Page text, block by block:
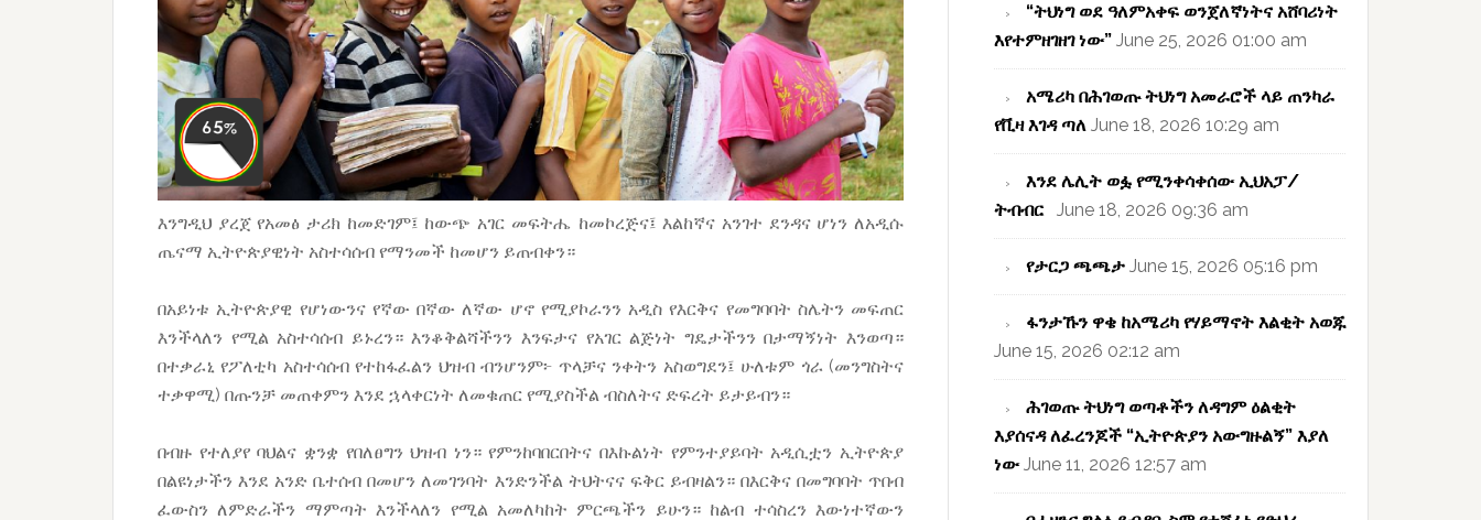
እንግዲህ ያረጀ የአመፅ ታሪክ ከመድገም፤ ከውጭ አገር መፍትሔ ከመኮረጅና፤ እልከኛና አንገተ ደንዳና ሆነን ለአዲሱ
ጤናማ ኢትዮጵያዊነት አስተሳሰብ የማንመች ከመሆን ይጠብቀን።
በአይነቱ ኢትዮጵያዊ የሆነውንና የኛው በኛው ለኛው ሆኖ የሚያኮራንን አዲስ የእርቅና የመግባባት ስሌትን መፍጠር
እንችላለን የሚል አስተሳሰብ ይኑረን። እንቆቅልሻችንን እንፍታና የአገር ልጅነት ግዴታችንን በታማኝነት እንወጣ።
በተቃራኒ የፖለቲካ አስተሳሰብ የተከፋፈልን ህዝብ ብንሆንም፦ ጥላቻና ንቀትን አስወግደን፤ ሁለቱም ጎራ (መንግስትና
ተቃዋሚ) በጡንቻ መጠቀምን እንደ ኋላቀርነት ለመቁጠር የሚያስችል ብስለትና ድፍረት ይታይብን።
በብዙ የተለያየ ባህልና ቋንቋ የበለፀግን ህዝብ ነን። የምንከባበርበትና በእኩልነት የምንተያይባት አዲሲቷን ኢትዮጵያ
በልዩነታችን እንደ አንድ ቤተሰብ በመሆን ለመገንባት እንድንችል ትህትናና ፍቅር ይብዛልን። በእርቅና በመግባባት ጥበብ
ፈውስን ለምድራችን ማምጣት እንችላለን የሚል አመለካከት ምርጫችን ይሁን። ከልብ ተሳስረን እውነተኛውን
“ትህነግ ወደ ዓለምአቀፍ ወንጀለኛነትና አሸባሪነት
እየተምዘገዘገ ነው” June 25, 2026 01:00 am
አሜሪካ በሕገወጡ ትህነግ አመራሮች ላይ ጠንካራ
የቪዛ እገዳ ጣለ June 18, 2026 10:29 am
እንደ ሌሊት ወፏ የሚንቀሳቀሰው ኢህአፓ/
ትብብር June 18, 2026 09:36 am
የታርጋ ጫጫታ June 15, 2026 05:16 pm
ፋንታኹን ዋቄ ከአሜሪካ የሃይማኖት እልቂት አወጁ
June 15, 2026 02:12 am
ሕገወጡ ትህነግ ወጣቶችን ለዳግም ዕልቂት
እያሰናዳ ለፈረንጆች “ኢትዮጵያን አውግዙልኝ” እያለ
ነው June 11, 2026 12:57 am